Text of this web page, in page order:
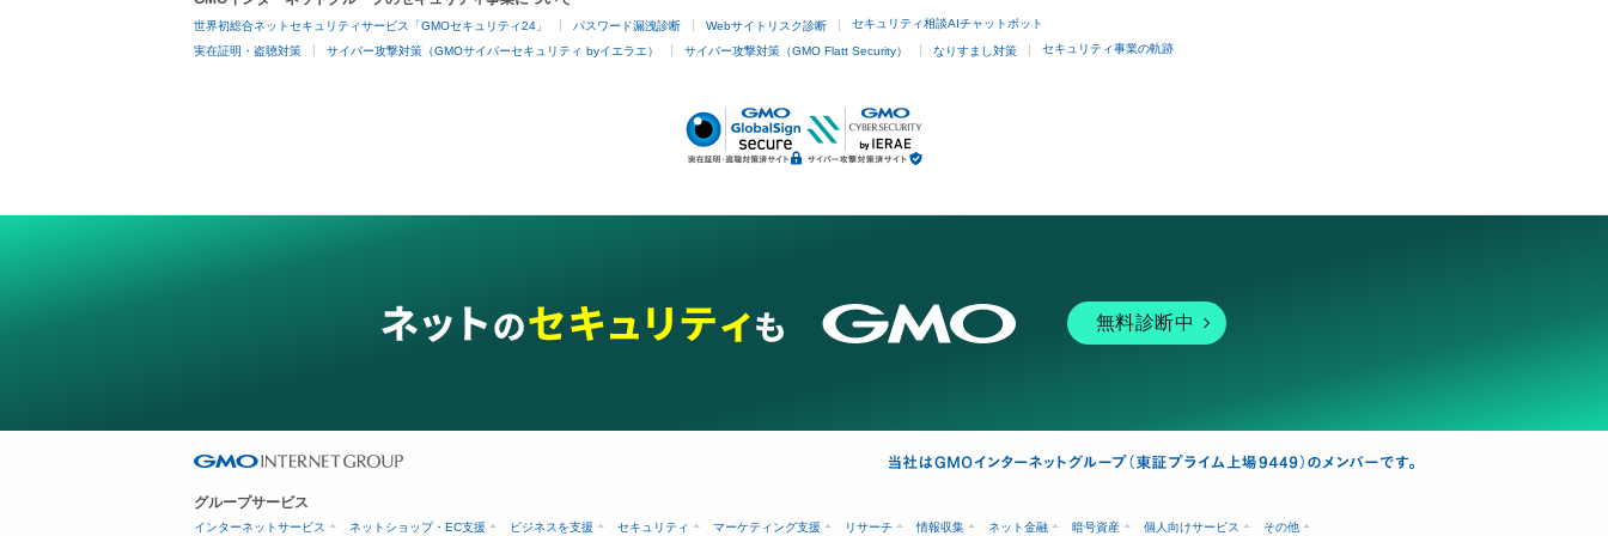
世界初総合ネットセキュリティサービス「GMOセキュリティ24」 パスワード漏洩診断 Webサイトリスク診断 セキュリティ相談AIチャットボット
実在証明・盗聴対策 サイバー攻撃対策（GMOサイバーセキュリティ byイエラエ） サイバー攻撃対策（GMO Flatt Security） なりすまし対策 セキュリティ事業の軌跡
無料診断中
グループサービス
インターネットサービス ネットショップ・EC支援 ビジネスを支援 セキュリティ マーケティング支援 リサーチ 情報収集 ネット金融 暗号資産 個人向けサービス その他